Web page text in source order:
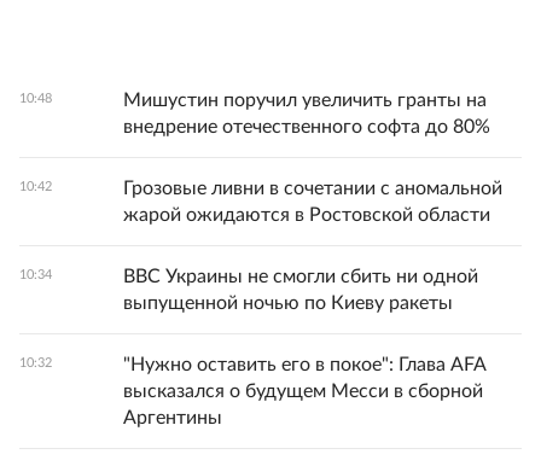
10:48
Мишустин поручил увеличить гранты на
внедрение отечественного софта до 80%
10:42
Грозовые ливни в сочетании с аномальной
жарой ожидаются в Ростовской области
10:34
ВВС Украины не смогли сбить ни одной
выпущенной ночью по Киеву ракеты
10:32
"Нужно оставить его в покое": Глава AFA
высказался о будущем Месси в сборной
Аргентины